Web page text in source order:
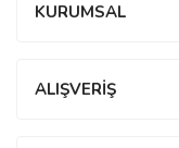
KURUMSAL
ALIŞVERİŞ